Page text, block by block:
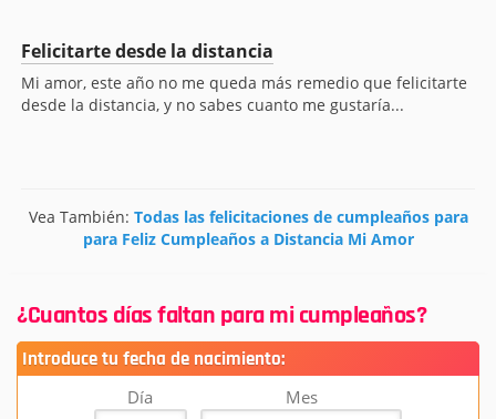
Felicitarte desde la distancia
Mi amor, este año no me queda más remedio que felicitarte
desde la distancia, y no sabes cuanto me gustaría...
Vea También: Todas las felicitaciones de cumpleaños para
para Feliz Cumpleaños a Distancia Mi Amor
¿Cuantos días faltan para mi cumpleaños?
Introduce tu fecha de nacimiento:
Día Mes